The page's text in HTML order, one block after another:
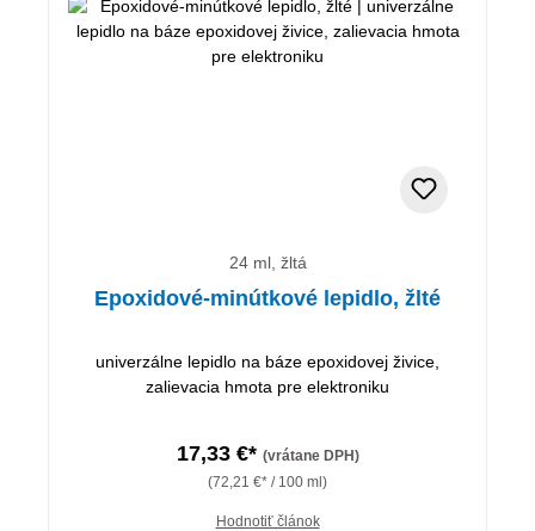
24 ml, žltá
Epoxidové-minútkové lepidlo, žlté
univerzálne lepidlo na báze epoxidovej živice,
zalievacia hmota pre elektroniku
17,33 €* (vrátane DPH)
(72,21 €* / 100 ml)
Hodnotiť článok